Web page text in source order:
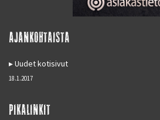
AJANKOHTAISTA
Uudet kotisivut
18.1.2017
PIKALINKIT